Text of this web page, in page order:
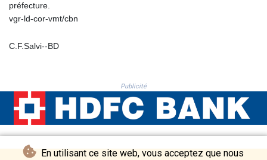
En utilisant ce site web, vous acceptez que nous
VND 30287.177696
VUV 137.028419
WST 3.15963
XAF 655.758782
XAG 0.018109
XAU 0.000266
préfecture.
vgr-ld-cor-vmt/cbn
C.F.Salvi--BD
Publicité